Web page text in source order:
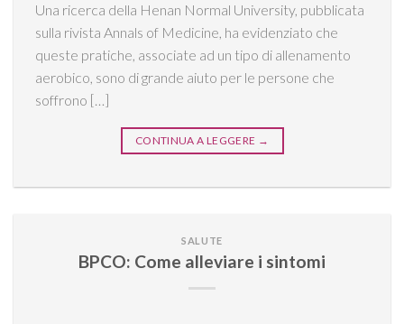
Una ricerca della Henan Normal University, pubblicata
sulla rivista Annals of Medicine, ha evidenziato che
queste pratiche, associate ad un tipo di allenamento
aerobico, sono di grande aiuto per le persone che
soffrono […]
CONTINUA A LEGGERE →
SALUTE
BPCO: Come alleviare i sintomi